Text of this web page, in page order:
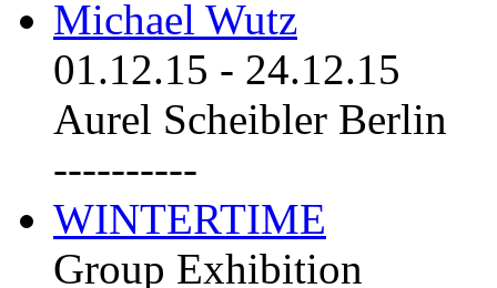
Michael Wutz
01.12.15 - 24.12.15
Aurel Scheibler Berlin
----------
WINTERTIME
Group Exhibition